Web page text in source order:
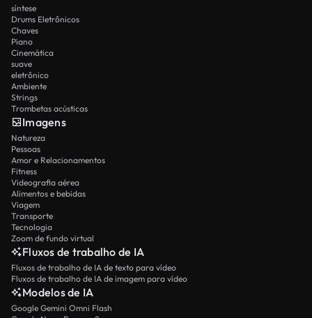
síntese
Drums Eletrônicos
Chaves
Piano
Cinemática
suave
eletrônico
Ambiente
Strings
Trombetas acústicas
Imagens
Natureza
Pessoas
Amor e Relacionamentos
Fitness
Videografia aérea
Alimentos e bebidas
Viagem
Transporte
Tecnologia
Zoom de fundo virtual
Fluxos de trabalho de IA
Fluxos de trabalho de IA de texto para vídeo
Fluxos de trabalho de IA de imagem para vídeo
Modelos de IA
Google Gemini Omni Flash